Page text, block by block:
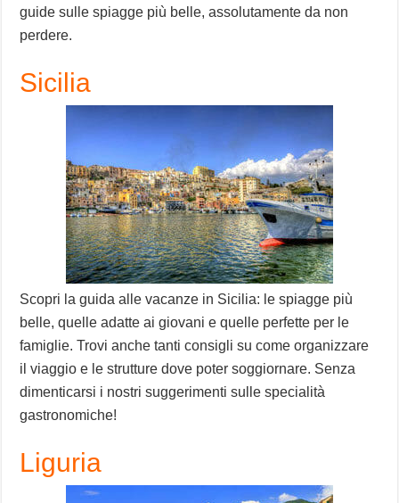
guide sulle spiagge più belle, assolutamente da non
perdere.
Sicilia
Scopri la guida alle vacanze in Sicilia: le spiagge più
belle, quelle adatte ai giovani e quelle perfette per le
famiglie. Trovi anche tanti consigli su come organizzare
il viaggio e le strutture dove poter soggiornare. Senza
dimenticarsi i nostri suggerimenti sulle specialità
gastronomiche!
Liguria